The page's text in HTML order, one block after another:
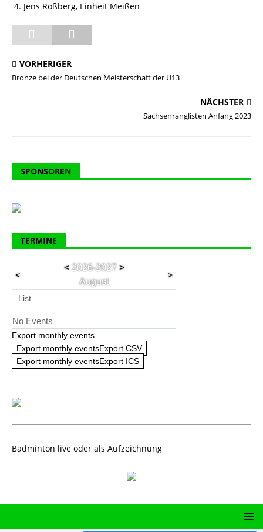
Jens Roßberg, Einheit Meißen
VORHERIGER
Bronze bei der Deutschen Meisterschaft der U13
NÄCHSTER
Sachsenranglisten Anfang 2023
SPONSOREN
TERMINE
<
<2026-2027 >
August
>
List
No Events
Export monthly events
Export monthly eventsExport CSV
Export monthly eventsExport ICS
Badminton live oder als Aufzeichnung